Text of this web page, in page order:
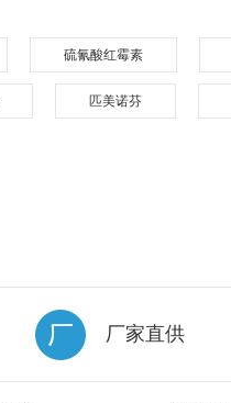
硫氰酸红霉素
匹美诺芬
厂家直供